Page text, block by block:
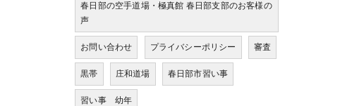
春日部の空手道場・極真館 春日部支部のお客様の
声
お問い合わせ プライバシーポリシー 審査
黒帯 庄和道場 春日部市習い事
習い事 幼年